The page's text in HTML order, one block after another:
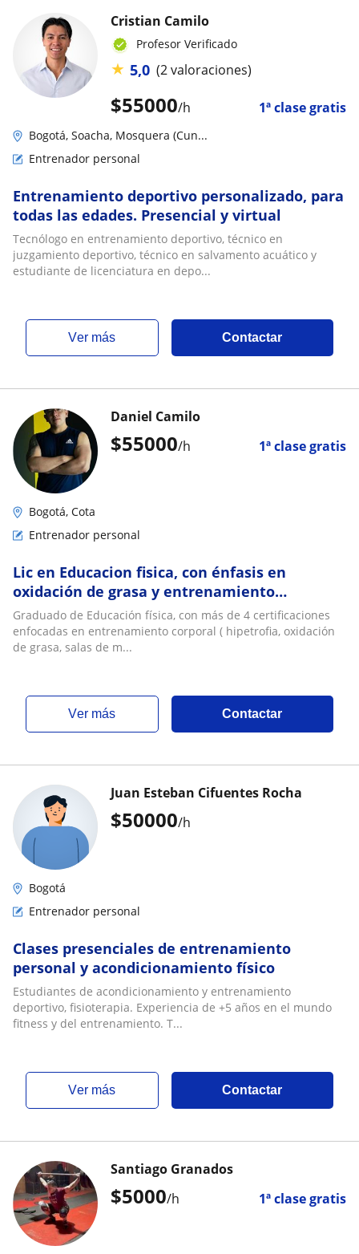
$55000/h 1ª clase gratis
Cristian Camilo
Profesor Verificado
★ 5,0 (2 valoraciones)
Bogotá, Soacha, Mosquera (Cun...
Entrenador personal
Entrenamiento deportivo personalizado, para
todas las edades. Presencial y virtual
Tecnólogo en entrenamiento deportivo, técnico en
juzgamiento deportivo, técnico en salvamento acuático y
estudiante de licenciatura en depo...
ver más Contactar
$55000/h 1ª clase gratis
Daniel Camilo
Bogotá, Cota
Entrenador personal
Lic en Educacion fisica, con énfasis en
oxidación de grasa y entrenamiento
funcional
Graduado de Educación física, con más de 4 certificaciones
enfocadas en entrenamiento corporal ( hipetrofia, oxidación
de grasa, salas de m...
ver más Contactar
$50000/h
Juan Esteban Cifuentes Rocha
Bogotá
Entrenador personal
Clases presenciales de entrenamiento
personal y acondicionamiento físico
Estudiantes de acondicionamiento y entrenamiento
deportivo, fisioterapia. Experiencia de +5 años en el mundo
fitness y del entrenamiento. T...
ver más Contactar
$5000/h 1ª clase gratis
Santiago Granados